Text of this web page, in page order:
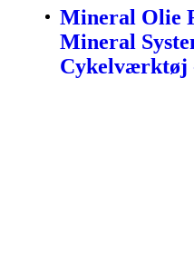
Mineral Olie
Mineral
Cykelværktøj